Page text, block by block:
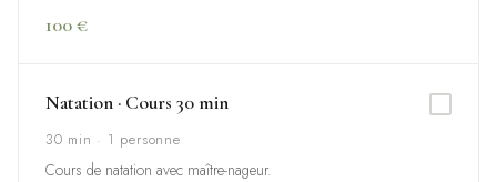
100 €
Natation · Cours 30 min
30 min · 1 personne
Cours de natation avec maître-nageur.